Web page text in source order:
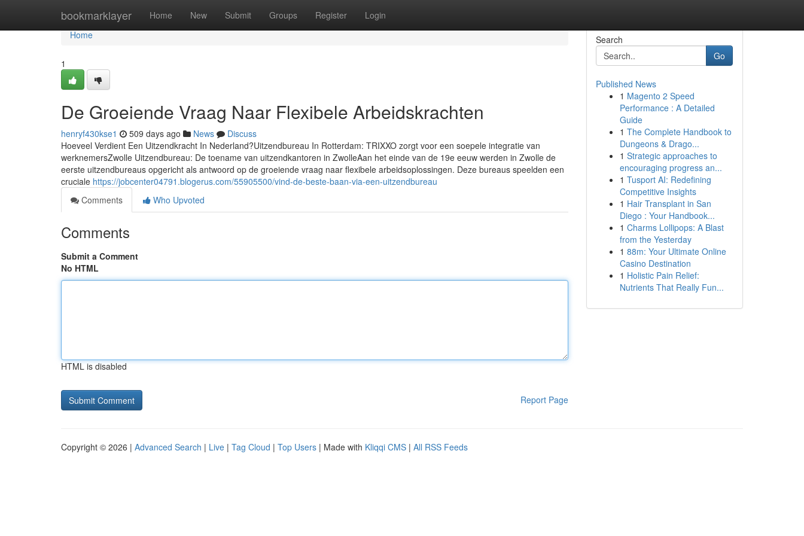
bookmarklayer Home New Submit Groups Register Login
Home
Home
1
De Groeiende Vraag Naar Flexibele Arbeidskrachten
henryf430kse1 509 days ago News
Discuss
Hoeveel Verdient Een Uitzendkracht In Nederland?Uitzendbureau In Rotterdam: TRIXXO zorgt voor een soepele integratie van
werknemersZwolle Uitzendbureau: De toename van uitzendkantoren in ZwolleAan het einde van de 19e eeuw werden in Zwolle de
eerste uitzendbureaus opgericht als antwoord op de groeiende vraag naar flexibele arbeidsoplossingen. Deze bureaus speelden een
cruciale https://jobcenter04791.blogerus.com/55905500/vind-de-beste-baan-via-een-uitzendbureau
Comments
Who Upvoted
Comments
Submit a Comment
No HTML
HTML is disabled
Report Page
Search
Go
Published News
1 Magento 2 Speed
Performance : A Detailed
Guide
1 The Complete Handbook to
Dungeons & Drago...
1 Strategic approaches to
encouraging progress an...
1 Tusport AI: Redefining
Competitive Insights
1 Hair Transplant in San
Diego : Your Handbook...
1 Charms Lollipops: A Blast
from the Yesterday
1 88m: Your Ultimate Online
Casino Destination
1 Holistic Pain Relief:
Nutrients That Really Fun...
Copyright © 2026 | Advanced Search | Live | Tag Cloud | Top Users | Made with Kliqqi CMS | All RSS Feeds